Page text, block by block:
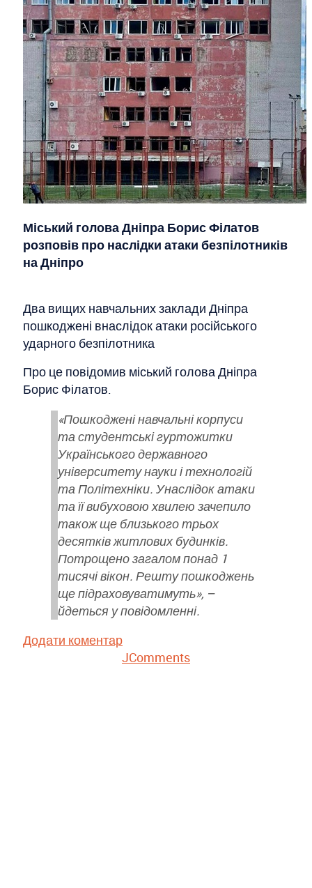
Міський голова Дніпра Борис Філатов
розповів про наслідки атаки безпілотників
на Дніпро
Два вищих навчальних заклади Дніпра
пошкоджені внаслідок атаки російського
ударного безпілотника
Про це повідомив міський голова Дніпра
Борис Філатов.
«Пошкоджені навчальні корпуси
та студентські гуртожитки
Українського державного
університету науки і технологій
та Політехніки. Унаслідок атаки
та її вибуховою хвилею зачепило
також ще близького трьох
десятків житлових будинків.
Потрощено загалом понад 1
тисячі вікон. Решту пошкоджень
ще підраховуватимуть», –
йдеться у повідомленні.
Додати коментар
JComments